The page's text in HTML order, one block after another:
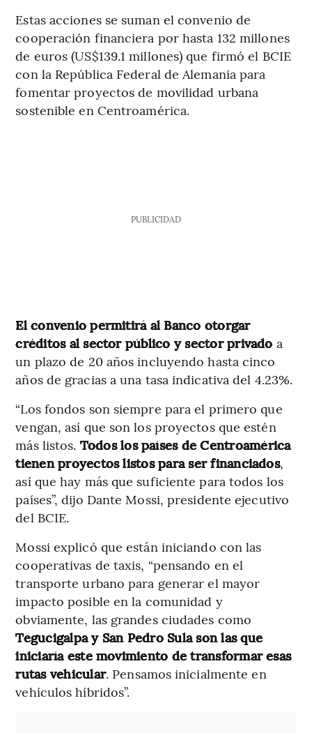
Estas acciones se suman el convenio de
cooperación financiera por hasta 132 millones
de euros (US$139.1 millones) que firmó el BCIE
con la República Federal de Alemania para
fomentar proyectos de movilidad urbana
sostenible en Centroamérica.
PUBLICIDAD
El convenio permitirá al Banco otorgar
créditos al sector público y sector privado a
un plazo de 20 años incluyendo hasta cinco
años de gracias a una tasa indicativa del 4.23%.
“Los fondos son siempre para el primero que
vengan, así que son los proyectos que estén
más listos. Todos los países de Centroamérica
tienen proyectos listos para ser financiados,
así que hay más que suficiente para todos los
países”, dijo Dante Mossi, presidente ejecutivo
del BCIE.
Mossi explicó que están iniciando con las
cooperativas de taxis, “pensando en el
transporte urbano para generar el mayor
impacto posible en la comunidad y
obviamente, las grandes ciudades como
Tegucigalpa y San Pedro Sula son las que
iniciaría este movimiento de transformar esas
rutas vehicular. Pensamos inicialmente en
vehículos híbridos”.